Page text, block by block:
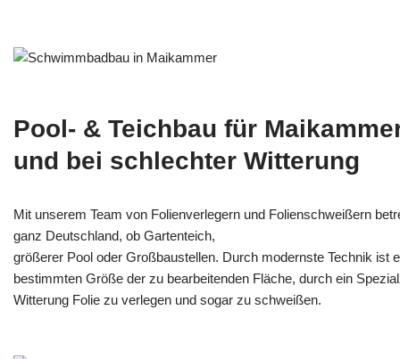
Pool- & Teichbau für
und bei schlechter Witterung
Mit unserem Team von Folienverlegern und Folien­schweißern
ganz Deutschland, ob Gartenteich,
größerer Pool oder Großbaustellen. Durch modernste Technik ist
bestimmten Größe der zu bearbeitenden Fläche, durch ein
Witterung Folie zu verlegen und sogar zu schweißen.